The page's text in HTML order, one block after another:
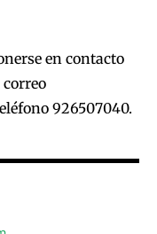
en contacto
correo
926507040.